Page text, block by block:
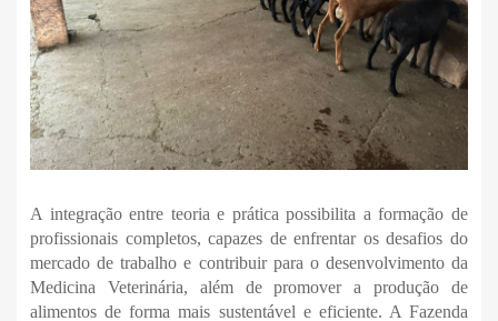
A integração entre teoria e prática possibilita a formação de
profissionais completos, capazes de enfrentar os desafios do
mercado de trabalho e contribuir para o desenvolvimento da
Medicina Veterinária, além de promover a produção de
alimentos de forma mais sustentável e eficiente. A Fazenda